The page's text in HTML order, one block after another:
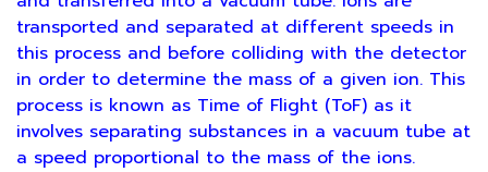
transported and separated at different speeds in
this process and before colliding with the detector
in order to determine the mass of a given ion. This
process is known as Time of Flight (ToF) as it
involves separating substances in a vacuum tube at
a speed proportional to the mass of the ions.